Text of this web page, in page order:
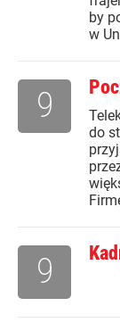
by
w
do
9
9